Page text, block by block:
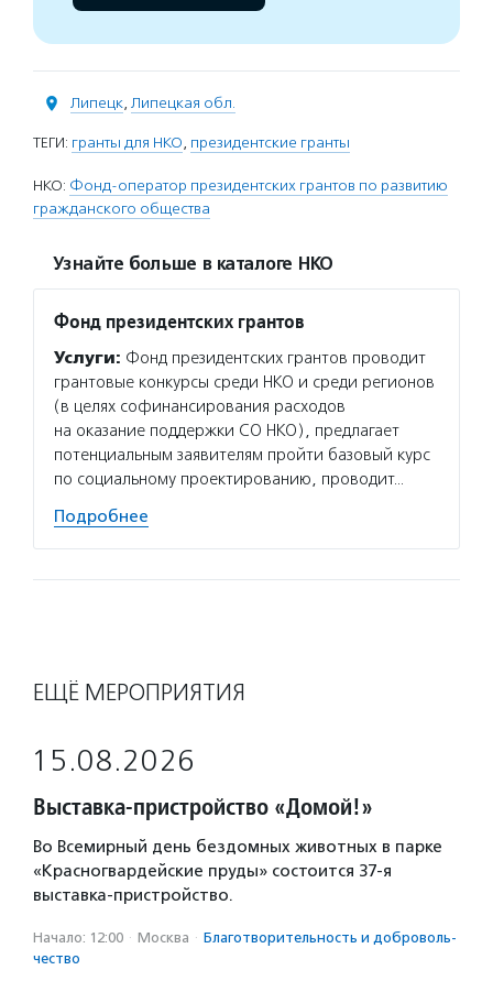
Липецк, Липецкая обл.
ТЕГИ: гранты для НКО, президентские гранты
НКО: Фонд-оператор президентских грантов по развитию
гражданского общества
Узнайте больше в каталоге НКО
Фонд президентских грантов
Услуги: Фонд президентских грантов проводит
грантовые конкурсы среди НКО и среди регионов
(в целях софинансирования расходов
на оказание поддержки СО НКО), предлагает
потенциальным заявителям пройти базовый курс
по социальному проектированию, проводит…
Подробнее
ЕЩЁ МЕРОПРИЯТИЯ
15.08.2026
Выставка-пристройство «Домой!»
Во Всемирный день бездомных животных в парке
«Красногвардейские пруды» состоится 37-я
выставка-пристройство.
Начало: 12:00 · Москва · Благотвори­тель­ность и доброволь­
чест­во